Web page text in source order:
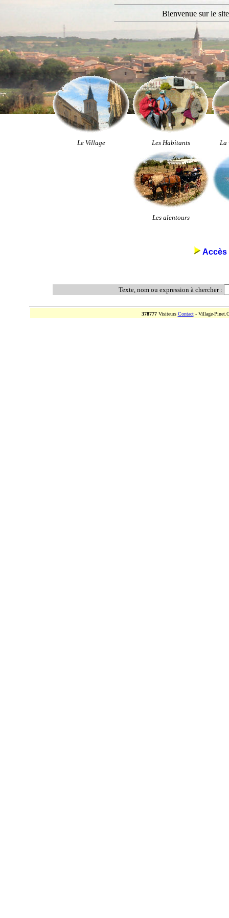
Bienvenue sur le
Le Village Les Habitants La
Les alentours
Accès
Texte, nom ou expression à chercher :
378777Visiteurs Contact- Village-